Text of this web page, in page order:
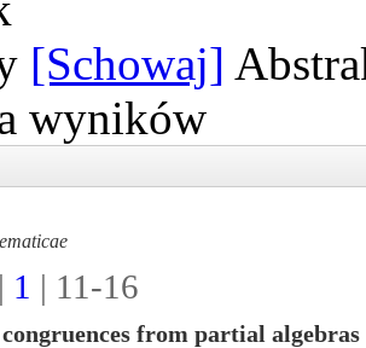
[Schowaj]
wyników
| 1 | 11-16
from partial algebras